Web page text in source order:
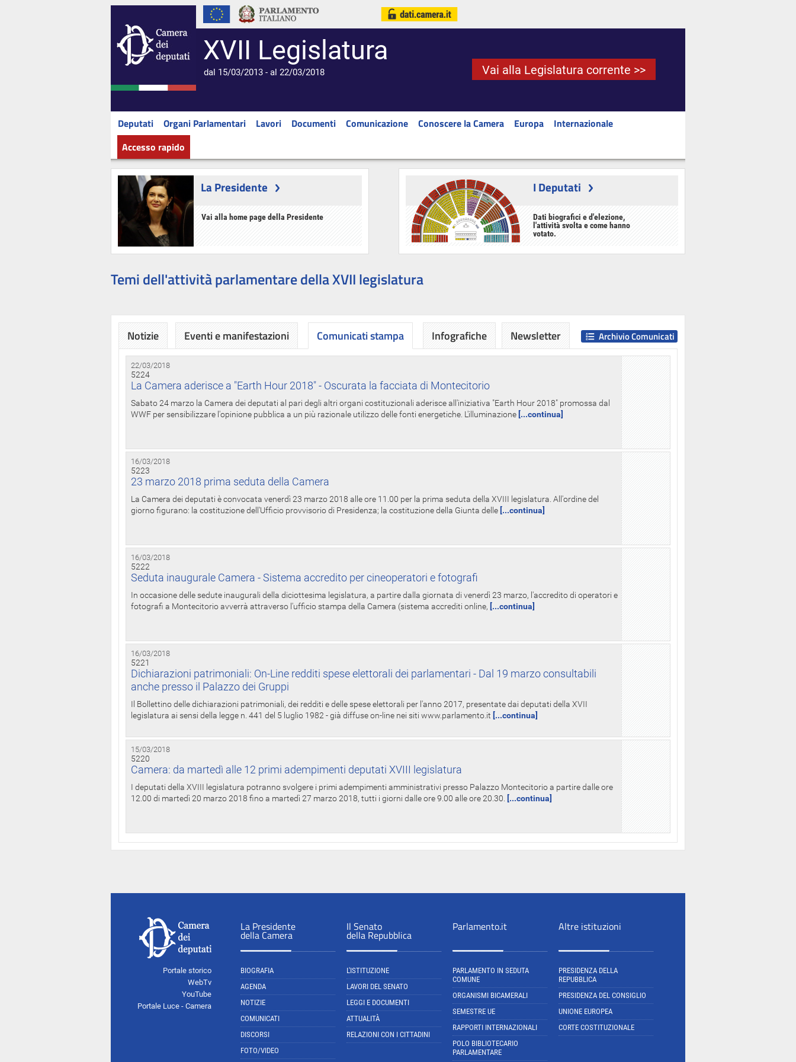
XVII Legislatura
dal 15/03/2013 - al 22/03/2018 Vai alla Legislatura corrente >>
Deputati Organi Parlamentari Lavori Documenti Comunicazione Conoscere la Camera Europa
Internazionale
Accesso rapido
La Presidente
Vai alla home page della Presidente
I Deputati
Dati biografici e d'elezione,
l'attività svolta e come hanno
votato.
Temi dell'attività parlamentare della XVII legislatura
Notizie Eventi e manifestazioni Comunicati stampa
22/03/2018
5224
La Camera aderisce a "Earth Hour 2018" - Oscurata la facciata di Montecitorio
Sabato 24 marzo la Camera dei deputati al pari degli altri organi costituzionali aderisce all'iniziativa "Earth Hour 2018" promossa dal
WWF per sensibilizzare l'opinione pubblica a un più razionale utilizzo delle fonti energetiche. L'illuminazione [...continua]
16/03/2018
5223
23 marzo 2018 prima seduta della Camera
La Camera dei deputati è convocata venerdì 23 marzo 2018 alle ore 11.00 per la prima seduta della XVIII legislatura. All'ordine del
giorno figurano: la costituzione dell'Ufficio provvisorio di Presidenza; la costituzione della Giunta delle [...continua]
16/03/2018
5222
Seduta inaugurale Camera - Sistema accredito per cineoperatori e fotografi
In occasione delle sedute inaugurali della diciottesima legislatura, a partire dalla giornata di venerdì 23 marzo, l'accredito di operatori e
fotografi a Montecitorio avverrà attraverso l'ufficio stampa della Camera (sistema accrediti online, [...continua]
16/03/2018
5221
Dichiarazioni patrimoniali: On-Line redditi spese elettorali dei parlamentari - Dal 19 marzo consultabili
anche presso il Palazzo dei Gruppi
Il Bollettino delle dichiarazioni patrimoniali, dei redditi e delle spese elettorali per l'anno 2017, presentate dai deputati della XVII
legislatura ai sensi della legge n. 441 del 5 luglio 1982 - già diffuse on-line nei siti www.parlamento.it [...continua]
15/03/2018
5220
Camera: da martedì alle 12 primi adempimenti deputati XVIII legislatura
I deputati della XVIII legislatura potranno svolgere i primi adempimenti amministrativi presso Palazzo Montecitorio a partire dalle ore
12.00 di martedì 20 marzo 2018 fino a martedì 27 marzo 2018, tutti i giorni dalle ore 9.00 alle ore 20.30.
[...continua]
Archivio Comunicati
Infografiche Newsletter
Portale storico
WebTv
YouTube
Portale Luce - Camera
La Presidente
della Camera
BIOGRAFIA
AGENDA
NOTIZIE
COMUNICATI
DISCORSI
FOTO/VIDEO
Il Senato
della Repubblica
L'ISTITUZIONE
LAVORI DEL SENATO
LEGGI E DOCUMENTI
ATTUALITÀ
RELAZIONI CON I CITTADINI
Parlamento.it
PARLAMENTO IN SEDUTA
COMUNE
ORGANISMI BICAMERALI
SEMESTRE UE
RAPPORTI INTERNAZIONALI
POLO BIBLIOTECARIO
PARLAMENTARE
Altre istituzioni
PRESIDENZA DELLA
REPUBBLICA
PRESIDENZA DEL CONSIGLIO
UNIONE EUROPEA
CORTE COSTITUZIONALE